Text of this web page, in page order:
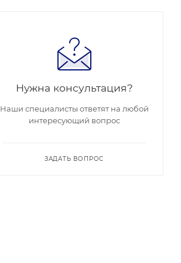
Нужна консультация?
Наши специалисты ответят на любой
интересующий вопрос
ЗАДАТЬ ВОПРОС